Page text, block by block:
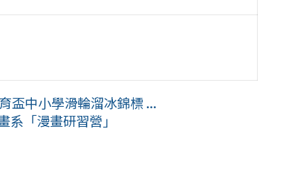
盃中小學滑輪溜冰錦標 ...
「漫畫研習營」